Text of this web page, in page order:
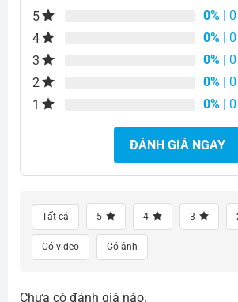
5 0% |
4
0% |
3
0% |
2
0% |
1
0% |
ĐÁNH GIÁ NGAY
Tất cả 5 4 3
Có video Có ảnh
Chưa có đánh giá nào.